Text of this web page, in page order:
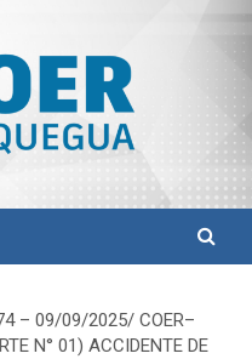
– 09/09/2025/ COER–
N° 01) ACCIDENTE DE